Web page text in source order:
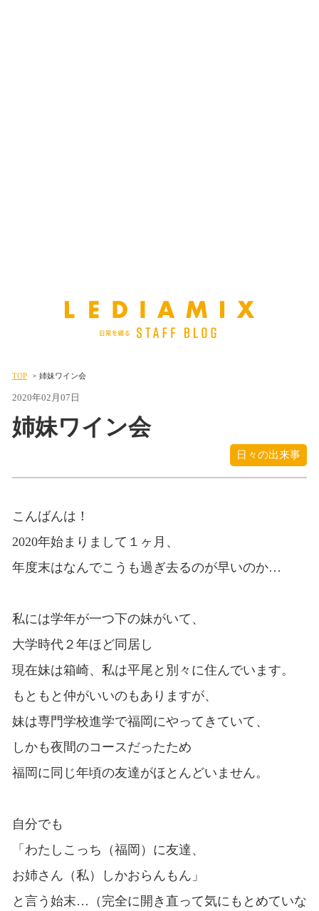
TOP 姉妹ワイン会
2020年02月07日
姉妹ワイン会
日々の出来事
こんばんは！
2020年始まりまして１ヶ月、
年度末はなんでこうも過ぎ去るのが早いのか…
私には学年が一つ下の妹がいて、
大学時代２年ほど同居し
現在妹は箱崎、私は平尾と別々に住んでいます。
もともと仲がいいのもありますが、
妹は専門学校進学で福岡にやってきていて、
しかも夜間のコースだったため
福岡に同じ年頃の友達がほとんどいません。
自分でも
「わたしこっち（福岡）に友達、
お姉さん（私）しかおらんもん」
と言う始末…（完全に開き直って気にもとめていな